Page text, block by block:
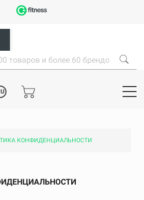
КОНФИДЕНЦИАЛЬНОСТИ